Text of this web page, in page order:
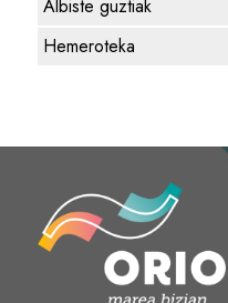
Albiste guztiak
Hemeroteka